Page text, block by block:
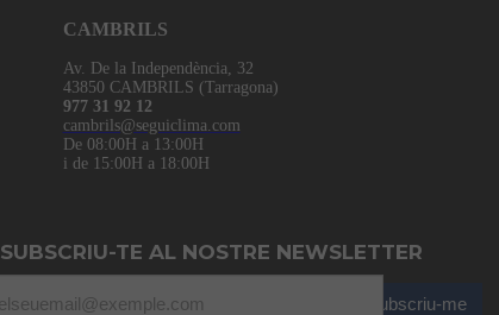
CAMBRILS
Av. De la Independència, 32
43850 CAMBRILS (Tarragona)
977 31 92 12
cambrils@seguiclima.com
De 08:00H a 13:00H
i de 15:00H a 18:00H
SUBSCRIU-TE AL NOSTRE NEWSLETTER
Subscriu-me